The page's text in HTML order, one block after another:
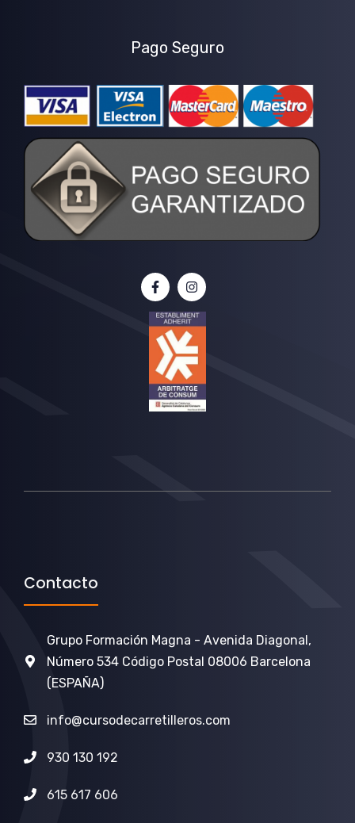
Pago Seguro
Contacto
Grupo Formación Magna - Avenida Diagonal,
Número 534 Código Postal 08006 Barcelona
(ESPAÑA)
info@cursodecarretilleros.com
930 130 192
615 617 606